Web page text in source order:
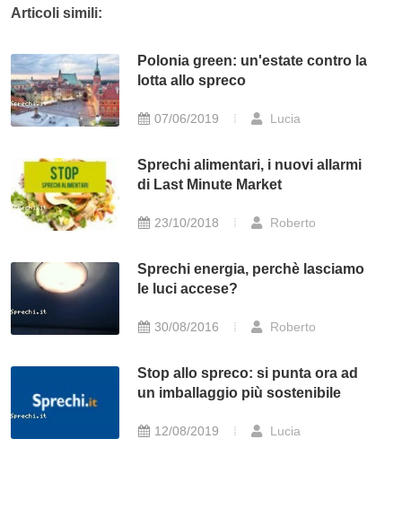
Articoli simili:
Polonia green: un'estate contro la
lotta allo spreco
07/06/2019 Lucia
Sprechi alimentari, i nuovi allarmi
di Last Minute Market
23/10/2018 Roberto
Sprechi energia, perchè lasciamo
le luci accese?
30/08/2016 Roberto
Stop allo spreco: si punta ora ad
un imballaggio più sostenibile
12/08/2019 Lucia